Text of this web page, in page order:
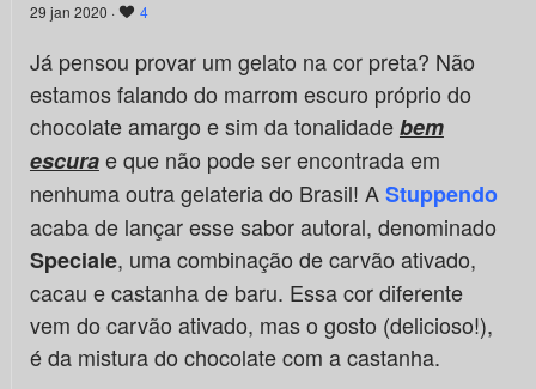
29 jan 2020 · 4
Já pensou provar um gelato na cor preta? Não
estamos falando do marrom escuro próprio do
chocolate amargo e sim da tonalidadebem
escurae que não pode ser encontrada em
nenhuma outra gelateria do Brasil! AStuppendo
acaba de lançar esse sabor autoral, denominado
Speciale, uma combinação de carvão ativado,
cacau e castanha de baru. Essa cor diferente
vem do carvão ativado, mas o gosto (delicioso!),
é da mistura do chocolate com a castanha.